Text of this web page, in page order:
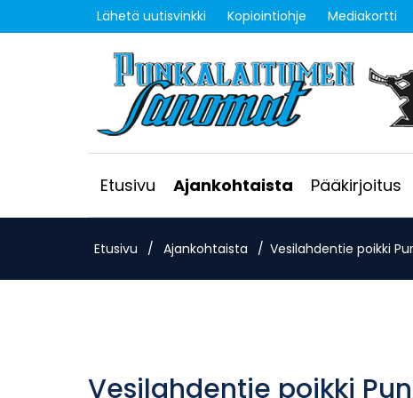
Lähetä uutisvinkki Kopiointiohje Mediakortti
Etusivu Ajankohtaista Pääkirjoitus
Etusivu / Ajankohtaista / Vesilahdentie poikki
Vesilahdentie poikki